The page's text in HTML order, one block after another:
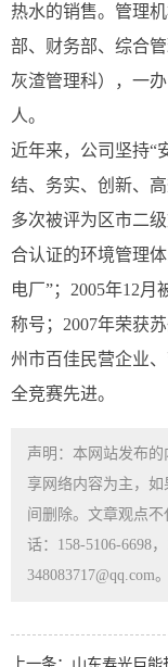
热水的销售。管理
部、财务部、综合
灰渣管理科），一
人。
近年来，公司坚持“
结、务实、创新、
多次被评为区市二
合认证的环境管理
电厂”；2005年12
称号；2007年荣获
州市百佳民营企业
全竞赛先进。
声明：本网站发布
享网络内容为主，
间删除。文章观点
话：158-5106-6698
348083717@qq.com。
上一条：